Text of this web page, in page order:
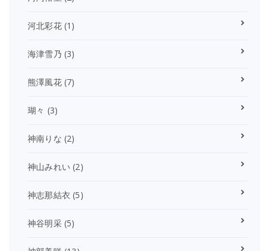
河北彩花(1)
海津雪乃 (3)
熊澤風花(7)
瑚々 (3)
神南りな (2)
神山みれい (2)
神志那結衣 (5)
神谷明采(5)